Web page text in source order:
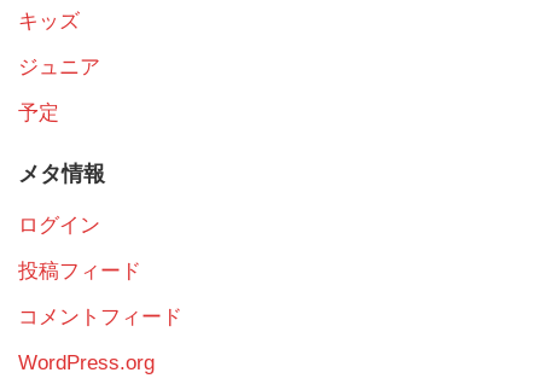
キッズ
ジュニア
予定
メタ情報
ログイン
投稿フィード
コメントフィード
WordPress.org